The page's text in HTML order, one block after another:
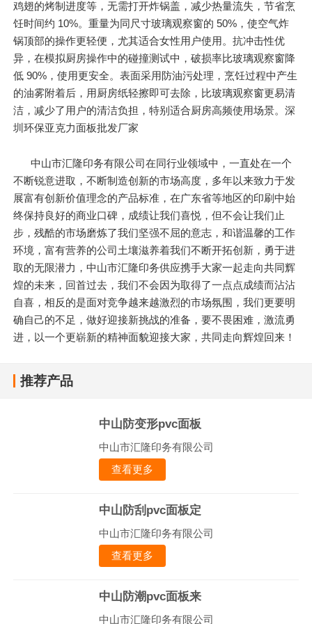
鸡翅的烤制进度等，无需打开炸锅盖，减少热量流失，节省烹
饪时间约 10%。重量为同尺寸玻璃观察窗的 50%，使空气炸
锅顶部的操作更轻便，尤其适合女性用户使用。抗冲击性优
异，在模拟厨房操作中的碰撞测试中，破损率比玻璃观察窗降
低 90%，使用更安全。表面采用防油污处理，烹饪过程中产生
的油雾附着后，用厨房纸轻擦即可去除，比玻璃观察窗更易清
洁，减少了用户的清洁负担，特别适合厨房高频使用场景。深
圳环保亚克力面板批发厂家
中山市汇隆印务有限公司在同行业领域中，一直处在一个
不断锐意进取，不断制造创新的市场高度，多年以来致力于发
展富有创新价值理念的产品标准，在广东省等地区的印刷中始
终保持良好的商业口碑，成绩让我们喜悦，但不会让我们止
步，残酷的市场磨炼了我们坚强不屈的意志，和谐温馨的工作
环境，富有营养的公司土壤滋养着我们不断开拓创新，勇于进
取的无限潜力，中山市汇隆印务供应携手大家一起走向共同辉
煌的未来，回首过去，我们不会因为取得了一点点成绩而沾沾
自喜，相反的是面对竞争越来越激烈的市场氛围，我们更要明
确自己的不足，做好迎接新挑战的准备，要不畏困难，激流勇
进，以一个更崭新的精神面貌迎接大家，共同走向辉煌回来！
推荐产品
中山防变形pvc面板
中山市汇隆印务有限公司
查看更多
中山防刮pvc面板定
中山市汇隆印务有限公司
查看更多
中山防潮pvc面板来
中山市汇隆印务有限公司